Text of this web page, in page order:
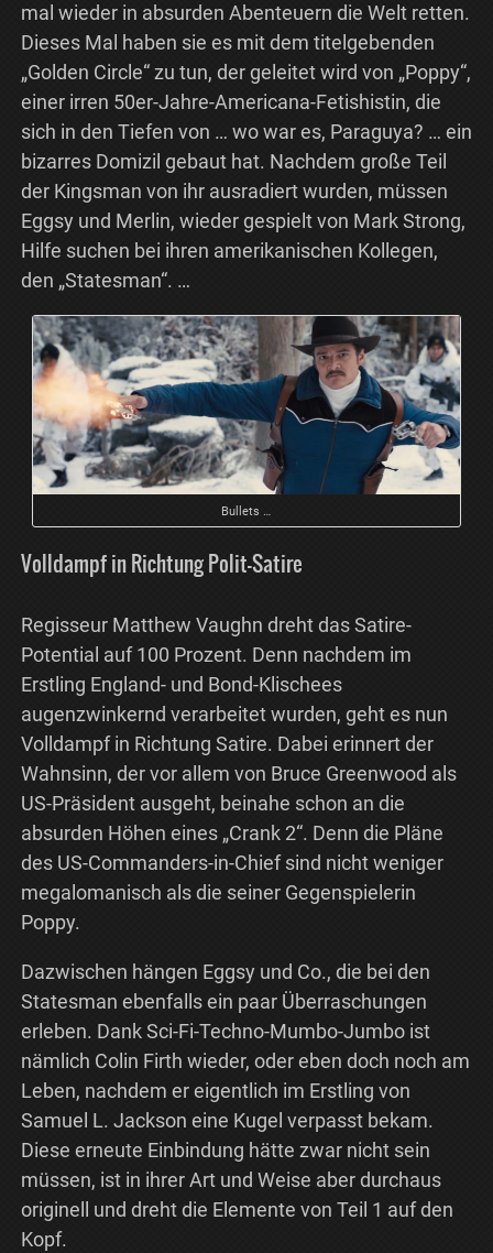
mal wieder in absurden Abenteuern die Welt retten.
Dieses Mal haben sie es mit dem titelgebenden
„Golden Circle“ zu tun, der geleitet wird von „Poppy“,
einer irren 50er-Jahre-Americana-Fetishistin, die
sich in den Tiefen von … wo war es, Paraguya? … ein
bizarres Domizil gebaut hat. Nachdem große Teil
der Kingsman von ihr ausradiert wurden, müssen
Eggsy und Merlin, wieder gespielt von Mark Strong,
Hilfe suchen bei ihren amerikanischen Kollegen,
den „Statesman“. …
Bullets …
Volldampf in Richtung Polit-Satire
Regisseur Matthew Vaughn dreht das Satire-
Potential auf 100 Prozent. Denn nachdem im
Erstling England- und Bond-Klischees
augenzwinkernd verarbeitet wurden, geht es nun
Volldampf in Richtung Satire. Dabei erinnert der
Wahnsinn, der vor allem von Bruce Greenwood als
US-Präsident ausgeht, beinahe schon an die
absurden Höhen eines „Crank 2“. Denn die Pläne
des US-Commanders-in-Chief sind nicht weniger
megalomanisch als die seiner Gegenspielerin
Poppy.
Dazwischen hängen Eggsy und Co., die bei den
Statesman ebenfalls ein paar Überraschungen
erleben. Dank Sci-Fi-Techno-Mumbo-Jumbo ist
nämlich Colin Firth wieder, oder eben doch noch am
Leben, nachdem er eigentlich im Erstling von
Samuel L. Jackson eine Kugel verpasst bekam.
Diese erneute Einbindung hätte zwar nicht sein
müssen, ist in ihrer Art und Weise aber durchaus
originell und dreht die Elemente von Teil 1 auf den
Kopf.